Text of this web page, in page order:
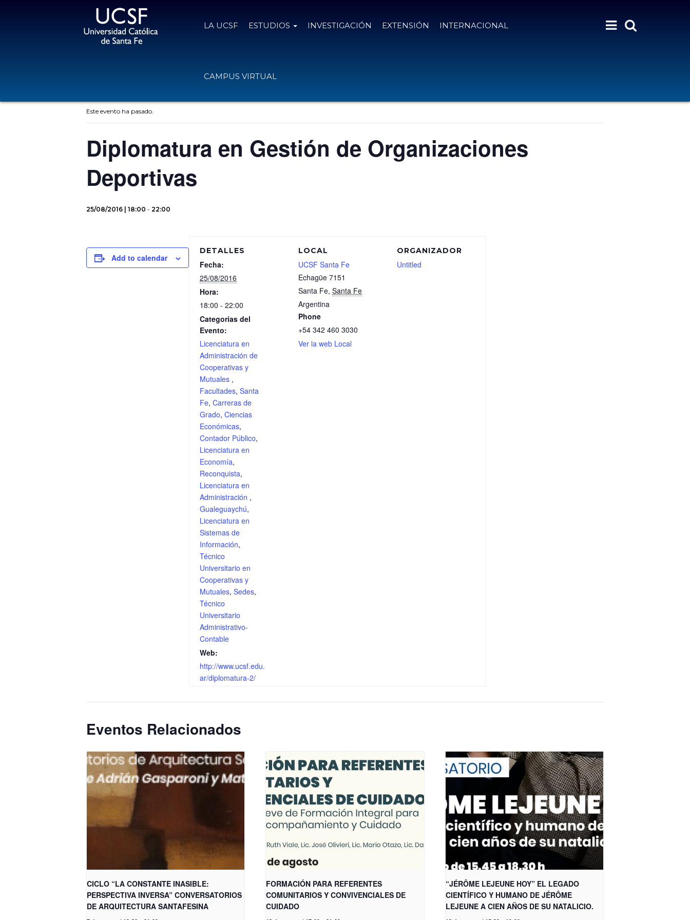
LA UCSF ESTUDIOS INVESTIGACIÓN EXTENSIÓN INTERNACIONAL
CAMPUS VIRTUAL
Este evento ha pasado.
Diplomatura en Gestión de Organizaciones
Deportivas
25/08/2016 | 18:00 - 22:00
Add to calendar
DETALLES
Fecha:
25/08/2016
Hora:
18:00 - 22:00
Categorías del
Evento:
Licenciatura en
Administración de
Cooperativas y
Mutuales ,
Facultades, Santa
Fe, Carreras de
Grado, Ciencias
Económicas,
Contador Público,
Licenciatura en
Economía,
Reconquista,
Licenciatura en
Administración ,
Gualeguaychú,
Licenciatura en
Sistemas de
Información,
Técnico
Universitario en
Cooperativas y
Mutuales, Sedes,
Técnico
Universitario
Administrativo-
Contable
Web:
http://www.ucsf.edu.
ar/diplomatura-2/
LOCAL
UCSF Santa Fe
Echagüe 7151
Santa Fe, Santa Fe
Argentina
Phone
+54 342 460 3030
Ver la web Local
ORGANIZADOR
Untitled
Eventos Relacionados
CICLO “LA CONSTANTE INASIBLE:
PERSPECTIVA INVERSA” CONVERSATORIOS
DE ARQUITECTURA SANTAFESINA
FORMACIÓN PARA REFERENTES
COMUNITARIOS Y CONVIVENCIALES DE
CUIDADO
“JÉRÔME LEJEUNE HOY” EL LEGADO
CIENTÍFICO Y HUMANO DE JÉRÔME
LEJEUNE A CIEN AÑOS DE SU NATALICIO.